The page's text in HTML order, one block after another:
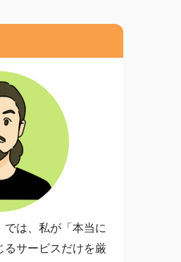
では、私が「本当に
るサービスだけを厳